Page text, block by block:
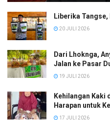
Liberika
20 JULI 2026
Dari Lhoknga,
Jalan ke Pasar
19 JULI 2026
Kehilangan Kaki
Harapan untuk
17 JULI 2026